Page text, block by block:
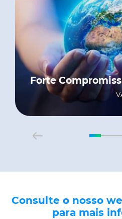
Forte
Consulte o nosso
para mais